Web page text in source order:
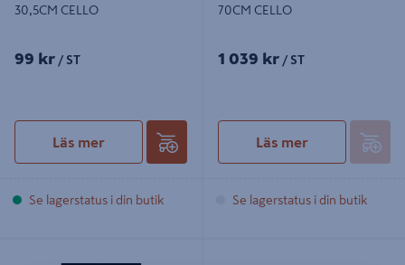
30,5CM CELLO
99 kr / ST
Läs mer
Se lagerstatus i din butik
70CM CELLO
1 039 kr / ST
Läs mer
Se lagerstatus i din butik